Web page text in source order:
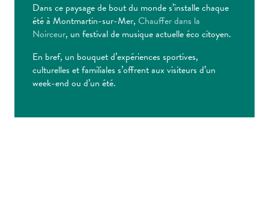
Dans ce paysage de bout du monde s’installe chaque
été à Montmartin-sur-Mer, Chauffer dans la
Noirceur, un festival de musique actuelle éco citoyen.
En bref, un bouquet d’expériences sportives,
culturelles et familiales s’offrent aux visiteurs d’un
week-end ou d’un été.